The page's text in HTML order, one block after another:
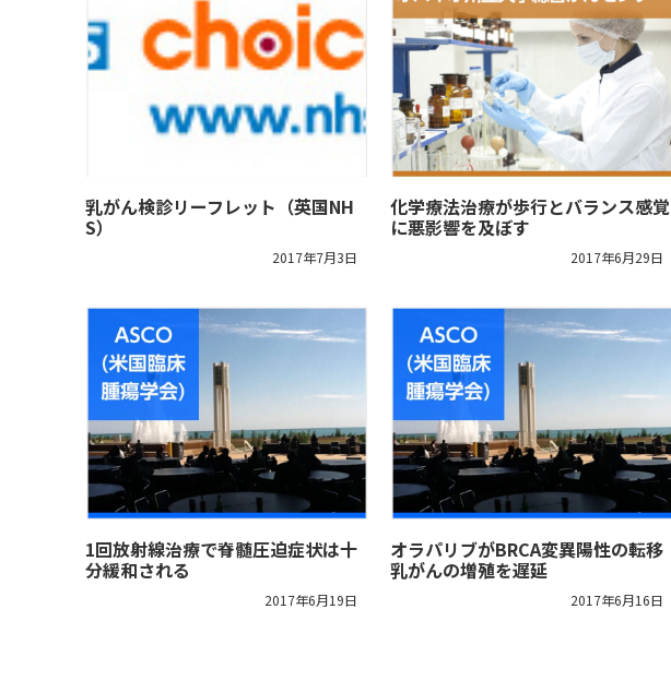
乳がん検診リーフレット（英国NH
S）
2017年7月3日
化学療法治療が歩行とバランス感覚
に悪影響を及ぼす
2017年6月29日
1回放射線治療で脊髄圧迫症状は十
分緩和される
2017年6月19日
オラパリブがBRCA変異陽性の転移
乳がんの増殖を遅延
2017年6月16日